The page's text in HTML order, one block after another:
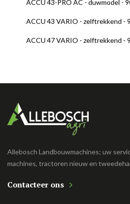
ACCU 43-PRO AC - duwmodel -
ACCU 43 VARIO - zelftrekkend -
ACCU 47 VARIO - zelftrekkend -
Allebosch Landbouwmachines; uw
machines, tractoren nieuw en
Contacteer ons